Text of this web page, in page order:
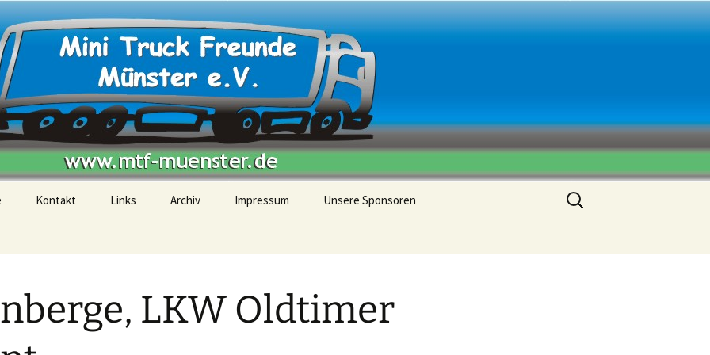
Kontakt Links Archiv
24. Open Air
Modellschautage Hamm
Impressum Unsere Sponsoren
Suchen
nach:
LKW Oldtimer